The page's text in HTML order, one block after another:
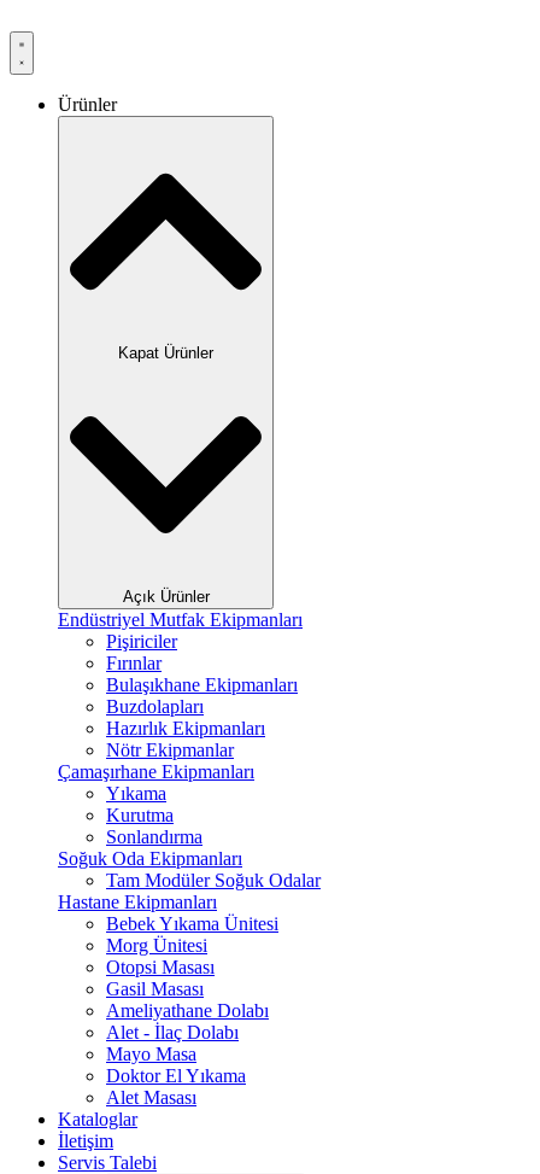
Ürünler
Kapat Ürünler
Açık Ürünler
Endüstriyel Mutfak Ekipmanları
Pişiriciler
Fırınlar
Bulaşıkhane Ekipmanları
Buzdolapları
Hazırlık Ekipmanları
Nötr Ekipmanlar
Çamaşırhane Ekipmanları
Yıkama
Kurutma
Sonlandırma
Soğuk Oda Ekipmanları
Tam Modüler Soğuk Odalar
Hastane Ekipmanları
Bebek Yıkama Ünitesi
Morg Ünitesi
Otopsi Masası
Gasil Masası
Ameliyathane Dolabı
Alet - İlaç Dolabı
Mayo Masa
Doktor El Yıkama
Alet Masası
Kataloglar
İletişim
Servis Talebi